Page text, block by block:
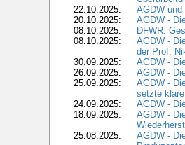
22.10.2025:
AGDW
20.10.2025:
AGDW -
08.10.2025:
DFWR:
08.10.2025:
AGDW -
der Prof.
30.09.2025:
AGDW -
26.09.2025:
AGDW -
25.09.2025:
AGDW -
setzte
24.09.2025:
AGDW -
18.09.2025:
AGDW -
25.08.2025:
AGDW -